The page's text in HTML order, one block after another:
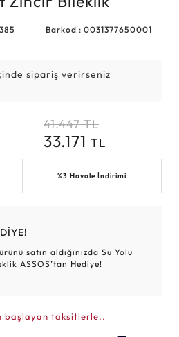
Barkod : 0031377650001
sipariş verirseniz
41.447 TL
33.171 TL
%3 Havale İndirimi
satın aldığınızda Su Yolu
ASSOS’tan Hediye!
başlayan taksitlerle..